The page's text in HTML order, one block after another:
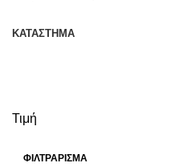
ΚΑΤΆΣΤΗΜΑ
Τιμή
ΦΙΛΤΡΆΡΙΣΜΑ